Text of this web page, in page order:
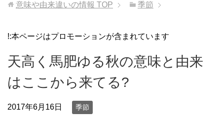
意味や由来違いの情報 TOP 季節
!:本ページはプロモーションが含まれています
天高く馬肥ゆる秋の意味と由来
はここから来てる?
2017年6月16日 季節